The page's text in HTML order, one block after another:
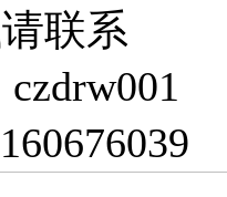
联系